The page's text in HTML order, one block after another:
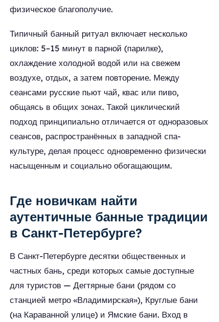
физическое благополучие.
Типичный банный ритуал включает несколько
циклов: 5–15 минут в парной (парилке),
охлаждение холодной водой или на свежем
воздухе, отдых, а затем повторение. Между
сеансами русские пьют чай, квас или пиво,
общаясь в общих зонах. Такой циклический
подход принципиально отличается от одноразовых
сеансов, распространённых в западной спа-
культуре, делая процесс одновременно физически
насыщенным и социально обогащающим.
Где новичкам найти
аутентичные банные традиции
в Санкт-Петербурге?
В Санкт-Петербурге десятки общественных и
частных бань, среди которых самые доступные
для туристов — Дегтярные бани (рядом со
станцией метро «Владимирская»), Круглые бани
(на Караванной улице) и Ямские бани. Вход в